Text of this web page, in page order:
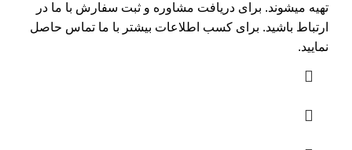
تهیه میشوند. برای دریافت مشاوره و ثبت سفارش با ما در
ارتباط باشید. برای کسب اطلاعات بیشتر با ما تماس حاصل
نمایید.